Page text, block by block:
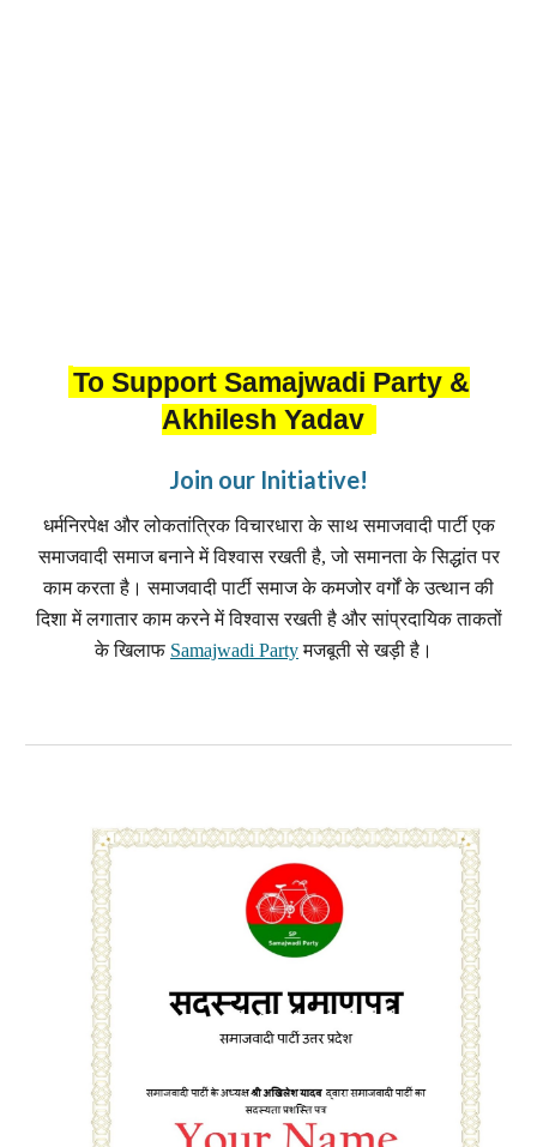
To Support Samajwadi Party &
Akhilesh Yadav
Join our Initiative!
धर्मनिरपेक्ष और लोकतांत्रिक विचारधारा के साथ समाजवादी पार्टी एक
समाजवादी समाज बनाने में विश्वास रखती है, जो समानता के सिद्धांत पर
काम करता है। समाजवादी पार्टी समाज के कमजोर वर्गों के उत्थान की
दिशा में लगातार काम करने में विश्वास रखती है और सांप्रदायिक ताकतों
के खिलाफ Samajwadi Partyमजबूती से खड़ी है।